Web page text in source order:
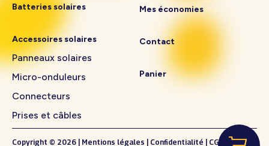
Batteries solaires
Accessoires solaires
Panneaux solaires
Micro-onduleurs
Connecteurs
Prises et câbles
Mes économies
Contact
Panier
Copyright © 2026 Mentions légales Confidentialité CGV